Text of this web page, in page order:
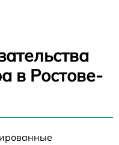
в Ростове-